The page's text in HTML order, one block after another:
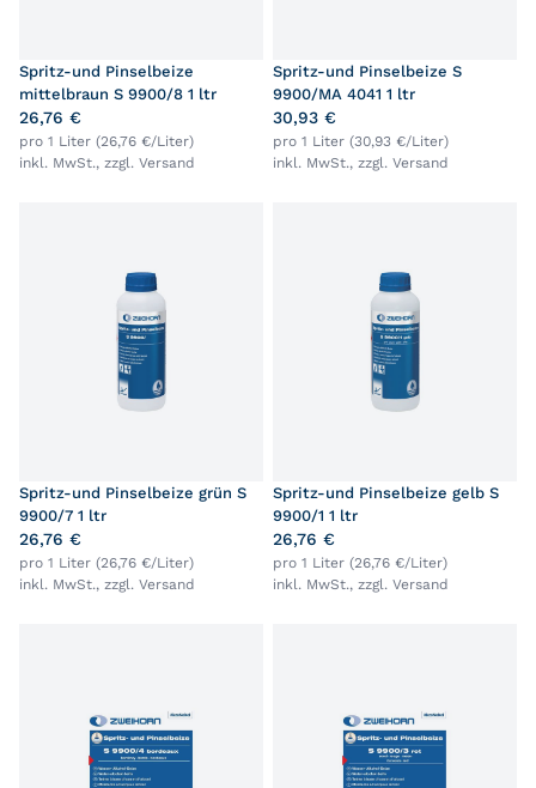
Spritz-und Pinselbeize
mittelbraun S 9900/8 1 ltr
26,76 €
pro 1 Liter (26,76 €/Liter)
inkl. MwSt., zzgl. Versand
Spritz-und Pinselbeize S
9900/MA 4041 1 ltr
30,93 €
pro 1 Liter (30,93 €/Liter)
inkl. MwSt., zzgl. Versand
Spritz-und Pinselbeize grün S
9900/7 1 ltr
26,76 €
pro 1 Liter (26,76 €/Liter)
inkl. MwSt., zzgl. Versand
Spritz-und Pinselbeize gelb S
9900/1 1 ltr
26,76 €
pro 1 Liter (26,76 €/Liter)
inkl. MwSt., zzgl. Versand